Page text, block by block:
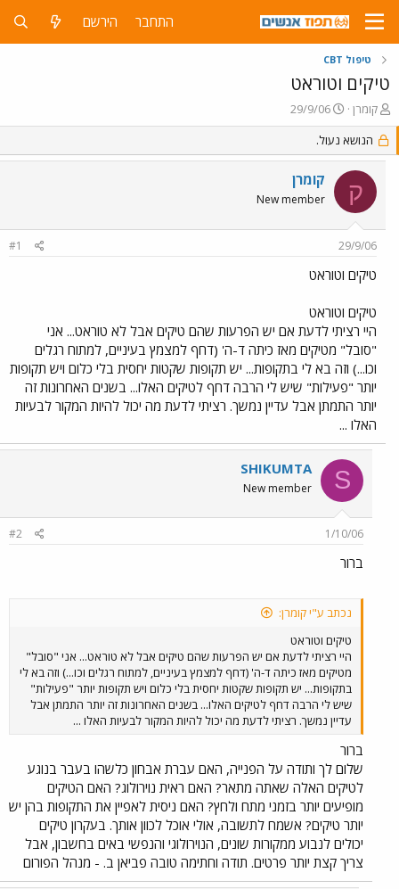
התחבר הירשם
טיפול CBT
טיקים וטוראט
פ
ו
ת
ח
נ
קומרן
פ
ו
ר
ס
ך
29/9/06
הנושא נעול.
ק קומרן
New member
29/9/06
#1
טיקים וטוראט
טיקים וטוראט
היי רציתי לדעת אם יש הפרעות שהם טיקים אבל לא טוראט... אני
"סובל" מטיקים מאז כיתה ד-ה' (דחף למצמץ בעיניים, למתוח רגלים
וכו...) וזה בא לי בתקופות... יש תקופות שקטות יחסית בלי כלום ויש תקופות
יותר "פעילות" שיש לי הרבה דחף לטיקים האלו... בשנים האחרונות זה
יותר התמתן אבל עדיין נמשך. רציתי לדעת מה יכול להיות המקור לבעיות
האלו ...
S
SHIKUMTA
New member
1/10/06
#2
ברור
נכתב ע"י קומרן:
טיקים וטוראט
היי רציתי לדעת אם יש הפרעות שהם טיקים אבל לא טוראט... אני "סובל"
מטיקים מאז כיתה ד-ה' (דחף למצמץ בעיניים, למתוח רגלים וכו...) וזה בא לי
בתקופות... יש תקופות שקטות יחסית בלי כלום ויש תקופות יותר "פעילות"
שיש לי הרבה דחף לטיקים האלו... בשנים האחרונות זה יותר התמתן אבל
עדיין נמשך. רציתי לדעת מה יכול להיות המקור לבעיות האלו ...
ברור
שלום לך ותודה על הפנייה, האם עברת אבחון כלשהו בעבר בנוגע
לטיקים האלה שאתה מתאר? האם ראית נוירולוג? האם הטיקים
מופיעים יותר בזמני מתח ולחץ? האם ניסית לאפיין את התקופות בהן יש
יותר טיקים? אשמח לתשובה, אולי אוכל לכוון אותך. בעקרון טיקים
יכולים לנבוע ממקורות שונים, הנוירולוגי והנפשי באים בחשבון, אבל
צריך קצת יותר פרטים. תודה וחתימה טובה פביאן ב. - מנהל הפורום